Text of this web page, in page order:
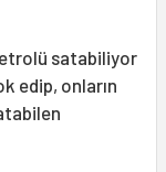
satabiliyor
edip, onların